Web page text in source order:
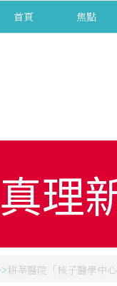
首頁 焦點
真理
耕莘醫院「核子醫學中